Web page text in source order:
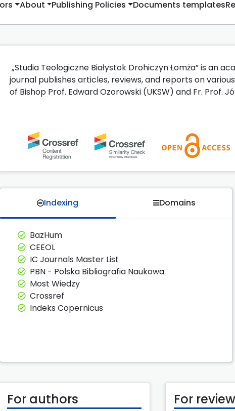
About Publishing Policies Documents templates
„Studia Teologiczne Białystok Drohiczyn Łomża” is an
journal publishes articles, reviews, and reports on
of Bishop Prof. Edward Ozorowski (UKSW) and Fr. Prof.
Indexing Domains
BazHum
CEEOL
IC Journals Master List
PBN - Polska Bibliografia Naukowa
Most Wiedzy
Crossref
Indeks Copernicus
For authors For